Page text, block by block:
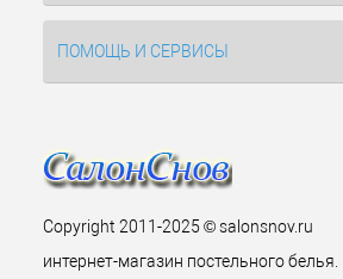
ПОМОЩЬ И СЕРВИСЫ
Copyright 2011-2025 © salonsnov.ru
интернет-магазин постельного белья.